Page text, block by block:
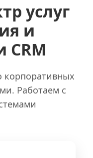
услуг
и
CRM
корпоративных
Работаем с